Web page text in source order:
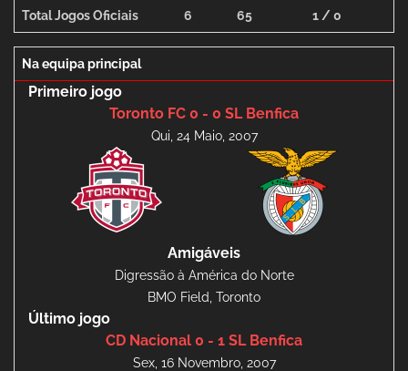
Total Jogos Oficiais 6 65 1 / 0
Na equipa principal
Primeiro jogo
Toronto FC 0 - 0 SL Benfica
Qui, 24 Maio, 2007
Amigáveis
Digressão à América do Norte
BMO Field, Toronto
Último jogo
CD Nacional 0 - 1 SL Benfica
Sex, 16 Novembro, 2007